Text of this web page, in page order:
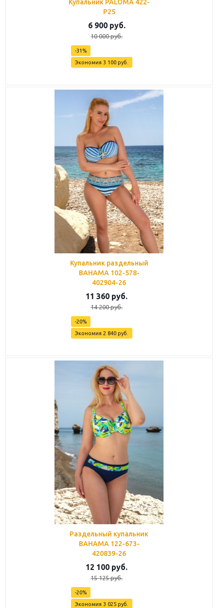
Купальник PALOMA 422-
P25
6 900руб.
10 000руб.
-31 %
Экономия 3 100руб.
Купальник раздельный
BAHAMA 102-578-
402904-26
11 360 руб.
14 200руб.
-20%
Экономия 2 840руб.
Раздельный купальник
BAHAMA 122-673-
420839-26
12 100 руб.
15 125руб.
-20%
Экономия 3 025руб.